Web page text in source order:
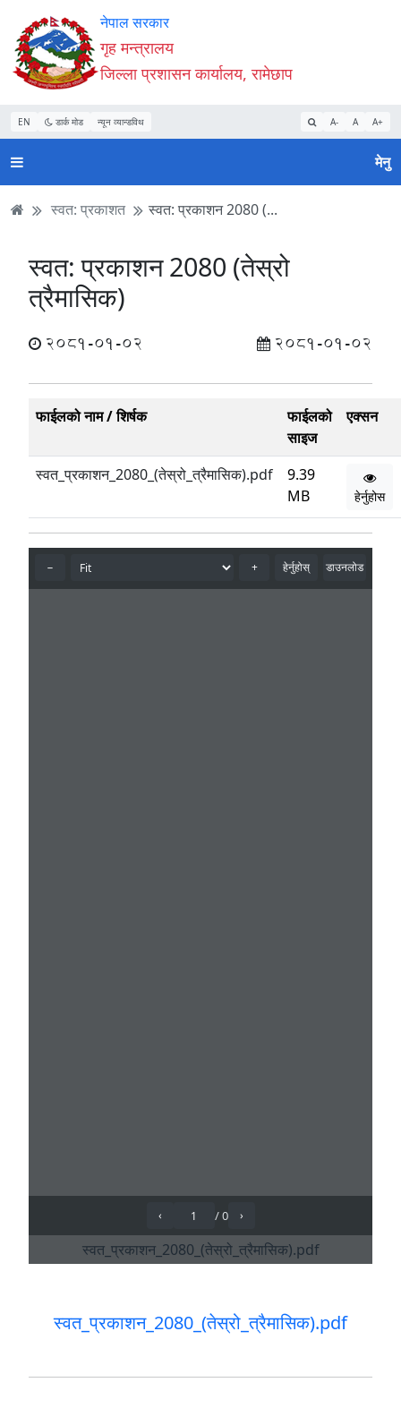
Accessibility
Mode
सुरु
गर्नुहोस्
सामाग्री
पढ्नुहाेस्
नेभिगेसन
पढ्नुहाेस्
वेबसाइट
खोजमा
जानुहोस्
नेपाल सरकार
गृह मन्त्रालय
जिल्ला प्रशासन कार्यालय, रामेछाप
EN डार्क मोड न्यून व्यान्डविथ A- A A+
मेनु
स्वत: प्रकाशत स्वत: प्रकाशन 2080 (...
स्वत: प्रकाशन 2080 (तेस्रो
त्रैमासिक)
2081-01-02 2081-01-02
फाईलको नाम / शिर्षक
फाईलको
साइज
एक्सन
स्वत_प्रकाशन_2080_(तेस्रो_त्रैमासिक).pdf
9.39
MB
हेर्नुहोस
स्वत_प्रकाशन_2080_(तेस्रो_त्रैमासिक).pdf